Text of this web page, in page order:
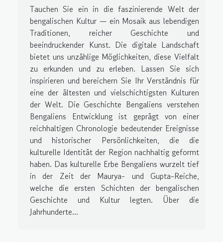
Tauchen Sie ein in die faszinierende Welt der
bengalischen Kultur — ein Mosaik aus lebendigen
Traditionen, reicher Geschichte und
beeindruckender Kunst. Die digitale Landschaft
bietet uns unzählige Möglichkeiten, diese Vielfalt
zu erkunden und zu erleben. Lassen Sie sich
inspirieren und bereichern Sie Ihr Verständnis für
eine der ältesten und vielschichtigsten Kulturen
der Welt. Die Geschichte Bengaliens verstehen
Bengaliens Entwicklung ist geprägt von einer
reichhaltigen Chronologie bedeutender Ereignisse
und historischer Persönlichkeiten, die die
kulturelle Identität der Region nachhaltig geformt
haben. Das kulturelle Erbe Bengaliens wurzelt tief
in der Zeit der Maurya- und Gupta-Reiche,
welche die ersten Schichten der bengalischen
Geschichte und Kultur legten. Über die
Jahrhunderte...